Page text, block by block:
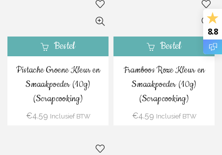
Bestel
Pistache Groene Kleur en
Smaakpoeder (10g)
(Scrapcooking)
€4.59 Inclusief BTW
Bestel
Framboos Roze Kleur en
Smaakpoeder (10g)
(Scrapcooking)
€4.59 Inclusief BTW
8.8